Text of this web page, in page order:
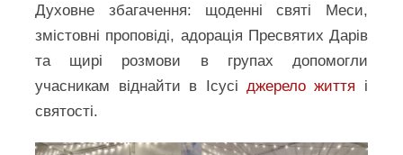
Духовне збагачення: щоденні святі Меси,
змістовні проповіді, адорація Пресвятих Дарів
та щирі розмови в групах допомогли
учасникам віднайти в Ісусі джерело життя і
святості.